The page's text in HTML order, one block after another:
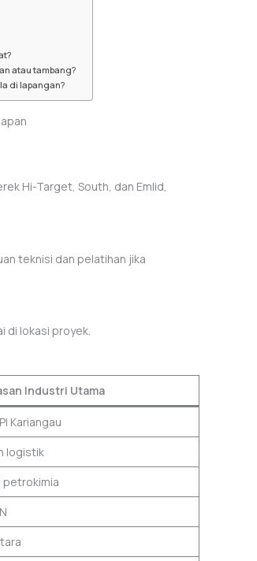
atau tambang?
di lapangan?
Hi-Target, South, dan Emlid,
teknisi dan pelatihan jika
di lokasi proyek.
Industri Utama
Kariangau
logistik
petrokimia